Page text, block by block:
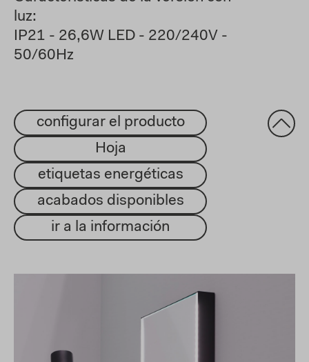
luz:
IP21 - 26,6W LED - 220/240V -
50/60Hz
configurar el producto
Hoja
etiquetas energéticas
acabados disponibles
ir a la información